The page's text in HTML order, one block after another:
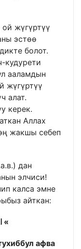
жүгүртүү
эстөө
болот.
кудурети
ааламдын
жүгүртүү
алат.
керек.
Аллах
жакшы себеп
дан
элчиси!
калса эмне
айткан:
» اللَّهُمَّ إنّكَ عَفُوٌّ تُحِبُّ الْعَفْوَ فَاعْفُ عَنَّى «
афва